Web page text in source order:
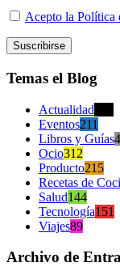
Acepto la Política
Temas el Blog
Actualidad
Eventos211
Libros y Guías
Ocio312
Producto215
Recetas de
Salud144
Tecnología151
Viajes89
Archivo de